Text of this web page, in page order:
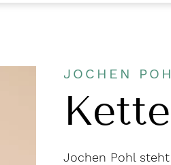
JOCHEN
Jochen Pohl